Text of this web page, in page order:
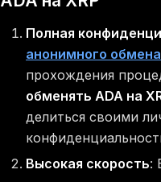
Полная
анонимного
прохождения
обменять ADA на
делиться своими
Высокая скорость: